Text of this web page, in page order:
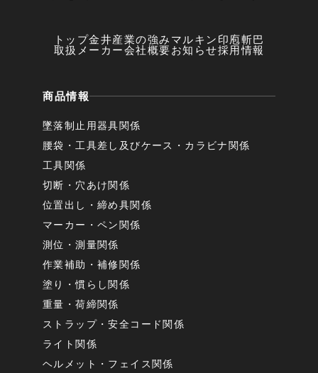
トップ金井産業の強み マルキン印 庖斬巴
取扱メーカー会社概要お知らせ採用情報
商品情報
墜落制止用器具関係
腰袋・工具差し及びケース・カラビナ関係
工具関係
切断・穴あけ関係
位置出し・締め具関係
マーカー・ペン関係
測位・測量関係
作業補助・補修関係
塗り・慣らし関係
重量・荷締関係
ストラップ・安全コード関係
ライト関係
ヘルメット・フェイス関係